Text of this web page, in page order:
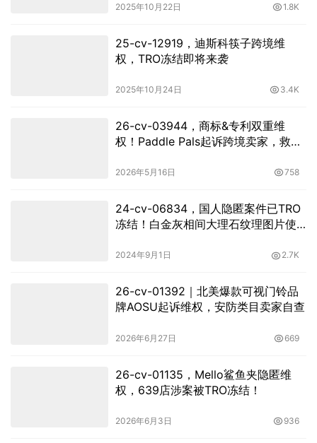
2025年10月22日 1.8K
25-cv-12919，迪斯科筷子跨境维
权，TRO冻结即将来袭
2025年10月24日 3.4K
26-cv-03944，商标&专利双重维
权！Paddle Pals起诉跨境卖家，救生
2026年5月16日 758
24-cv-06834，国人隐匿案件已TRO
冻结！白金灰相间大理石纹理图片使
2024年9月1日 2.7K
26-cv-01392｜北美爆款可视门铃品
牌AOSU起诉维权，安防类目卖家自查
2026年6月27日 669
26-cv-01135，Mello鲨鱼夹隐匿维
权，639店涉案被TRO冻结！
2026年6月3日 936